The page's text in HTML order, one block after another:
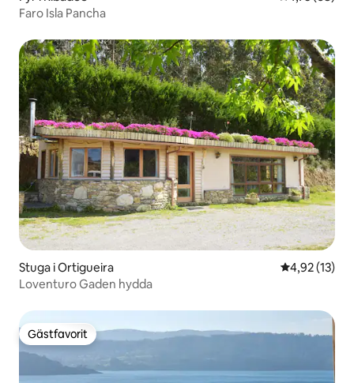
Faro Isla Pancha
Stuga i Ortigueira 4,92 av 5 i
4,92 (13)
Loventuro Gaden hydda
Gästfavorit
Gästfavorit